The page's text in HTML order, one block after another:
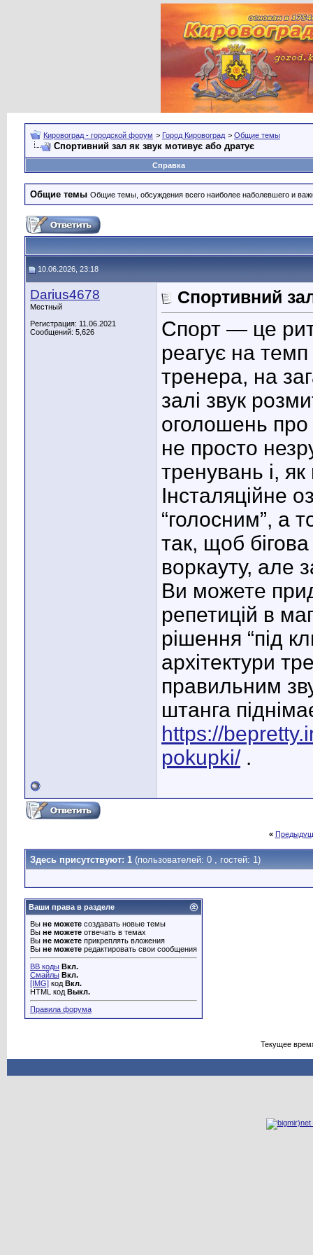
Кировоград - городской форум > Город Кировоград > Общие темы
Спортивний зал як звук мотивує або дратує
Справка
Общие темы Общие темы, обсуждения всего наиболее наболевшего и
10.06.2026, 23:18
Darius4678
Местный
Регистрация: 11.06.2021
Сообщений: 5,626
Спортивний
Спорт — це
реагує на темп
тренера, на
залі звук
оголошень
не просто
тренувань і, як
Інсталяційне
“голосним”, а
так, щоб
воркауту, але
Ви можете
репетицій в
рішення “під
архітектури
правильним
штанга
https://
pokupki/.
«
Здесь присутствуют: 1 (пользователей: 0 , гостей: 1)
Ваши права в разделе
Вы не можете создавать новые темы
Вы не можете отвечать в темах
Вы не можете прикреплять вложения
Вы не можете редактировать свои сообщения
BB коды Вкл.
Смайлы Вкл.
[IMG] код Вкл.
HTML код Выкл.
Правила форума
Текущее